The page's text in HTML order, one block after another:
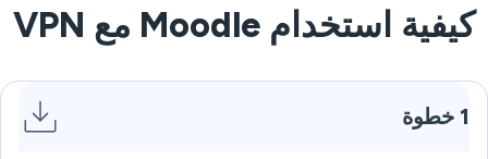
كيفية استخدام Moodle مع VPN